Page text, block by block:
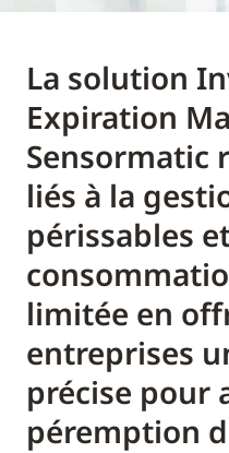
La solution
Expiration
Sensormatic
liés à la
périssables
limitée en
entreprises
précise pour
péremption